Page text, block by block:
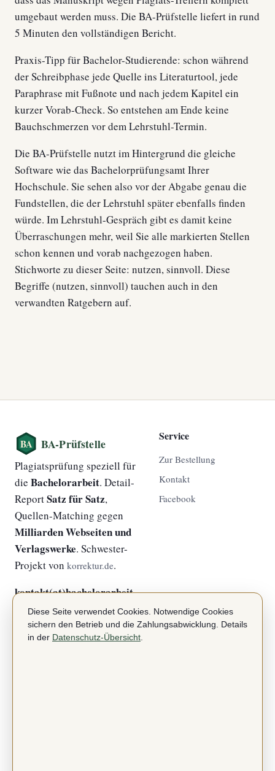
umgebaut werden muss. Die BA-Prüfstelle liefert in rund
5 Minuten den vollständigen Bericht.
Praxis-Tipp für Bachelor-Studierende: schon während
der Schreibphase jede Quelle ins Literaturtool, jede
Paraphrase mit Fußnote und nach jedem Kapitel ein
kurzer Vorab-Check. So entstehen am Ende keine
Bauchschmerzen vor dem Lehrstuhl-Termin.
Die BA-Prüfstelle nutzt im Hintergrund die gleiche
Software wie das Bachelorprüfungsamt Ihrer
Hochschule. Sie sehen also vor der Abgabe genau die
Fundstellen, die der Lehrstuhl später ebenfalls finden
würde. Im Lehrstuhl-Gespräch gibt es damit keine
Überraschungen mehr, weil Sie alle markierten Stellen
schon kennen und vorab nachgezogen haben.
Stichworte zu dieser Seite: nutzen, sinnvoll. Diese
Begriffe (nutzen, sinnvoll) tauchen auch in den
verwandten Ratgebern auf.
Plagiatsprüfung speziell für
die Bachelorarbeit. Detail-
ReportSatz für Satz,
Quellen-Matching gegen
Milliarden Webseiten und
Verlagswerke. Schwester-
Projekt von korrektur.de.
kontakt(at)bachelorarbeit-
plagiatsprüfung.de
Service
Zur Bestellung
Kontakt
Facebook
Diese Seite verwendet Cookies. Notwendige Cookies
sichern den Betrieb und die Zahlungsabwicklung. Details
in der Datenschutz-Übersicht